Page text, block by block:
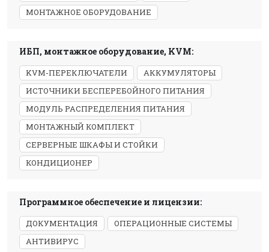
МОНТАЖНОЕ ОБОРУДОВАНИЕ
ИБП, монтажное оборудование, KVM:
KVM-ПЕРЕКЛЮЧАТЕЛИ
АККУМУЛЯТОРЫ
ИСТОЧНИКИ БЕСПЕРЕБОЙНОГО ПИТАНИЯ
МОДУЛЬ РАСПРЕДЕЛЕНИЯ ПИТАНИЯ
МОНТАЖНЫЙ КОМПЛЕКТ
СЕРВЕРНЫЕ ШКАФЫ И СТОЙКИ
КОНДИЦИОНЕР
Программное обеспечение и лицензии:
ДОКУМЕНТАЦИЯ
ОПЕРАЦИОННЫЕ СИСТЕМЫ
АНТИВИРУС